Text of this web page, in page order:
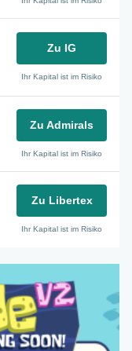
Zu IG
Ihr Kapital ist im Risiko
Zu Admirals
Ihr Kapital ist im Risiko
Zu Libertex
Ihr Kapital ist im Risiko